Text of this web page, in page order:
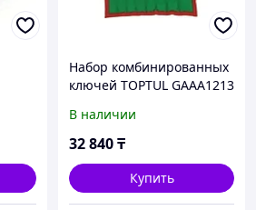
Набор комбинированных
ключей TOPTUL GAAA1213
В наличии
32 840₸
Купить